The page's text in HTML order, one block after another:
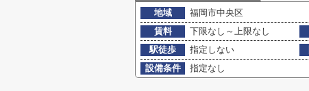
地域
福岡市中央区
賃料
下限なし～上限なし
駅徒歩
指定しない
設備条件
指定なし